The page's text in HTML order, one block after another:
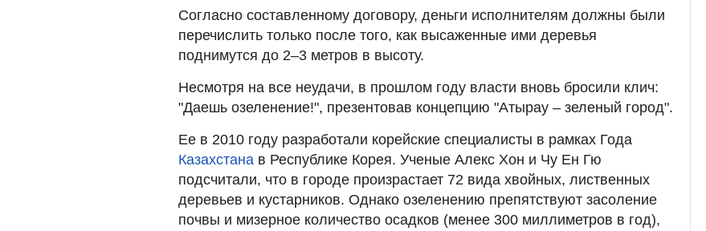
Согласно составленному договору, деньги исполнителям должны были
перечислить только после того, как высаженные ими деревья
поднимутся до 2–3 метров в высоту.
Несмотря на все неудачи, в прошлом году власти вновь бросили клич:
"Даешь озеленение!", презентовав концепцию "Атырау – зеленый город".
Ее в 2010 году разработали корейские специалисты в рамках Года
Казахстана в Республике Корея. Ученые Алекс Хон и Чу Ен Гю
подсчитали, что в городе произрастает 72 вида хвойных, лиственных
деревьев и кустарников. Однако озеленению препятствуют засоление
почвы и мизерное количество осадков (менее 300 миллиметров в год),